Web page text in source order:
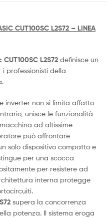
CUT100SC L2S72 – LINEA
CUT100SC L2S72 definisce un
professionisti della
inverter non si limita affatto
unisce le funzionalità
ad altissime
può affrontare
solo dispositivo compatto e
per una scocca
per resistere ad
interna protegge
supera la concorrenza
potenza. Il sistema eroga